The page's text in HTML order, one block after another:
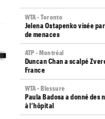
WTA - Toronto
Jelena Ostapenko visée
de menaces
ATP - Montréal
Duncan Chan a scalpé
France
WTA - Blessure
Paula Badosa a donné des
à l’hôpital